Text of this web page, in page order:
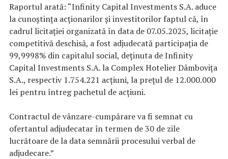
Raportul arată: “Infinity Capital Investments S.A. aduce
la cunoștința acționarilor și investitorilor faptul că, în
cadrul licitației organizată în data de 07.05.2025, licitație
competitivă deschisă, a fost adjudecată participația de
99,9998% din capitalul social, deținuta de Infinity
Capital Investments S.A. la Complex Hotelier Dâmbovița
S.A., respectiv 1.754.221 acțiuni, la prețul de 12.000.000
lei pentru întreg pachetul de acțiuni.
Contractul de vânzare-cumpărare va fi semnat cu
ofertantul adjudecatar în termen de 30 de zile
lucrătoare de la data semnării procesului verbal de
adjudecare.”